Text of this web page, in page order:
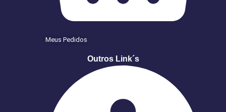
Meus Pedidos
Outros Link´s